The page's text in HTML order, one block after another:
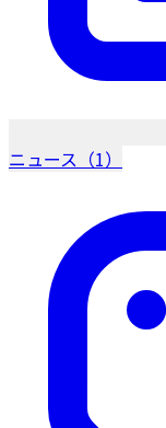
ニュース（1）